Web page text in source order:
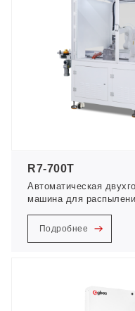
R7-700T
Автоматическая
машина для
Подробнее